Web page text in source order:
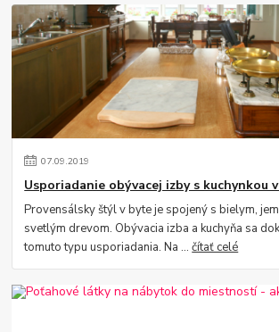
07.09.2019
Usporiadanie obývacej izby s kuchynkou
Provensálsky štýl v byte je spojený s bielym,
svetlým drevom. Obývacia izba a kuchyňa sa
tomuto typu usporiadania. Na ...čítať celé